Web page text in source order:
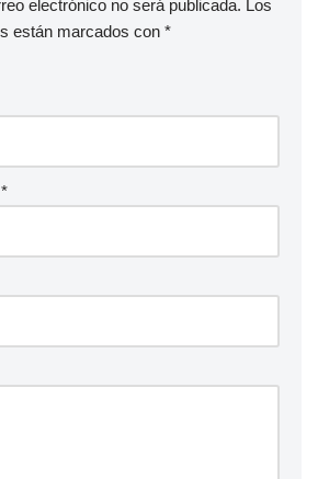
electrónico no será publicada. Los
están marcados con *
*